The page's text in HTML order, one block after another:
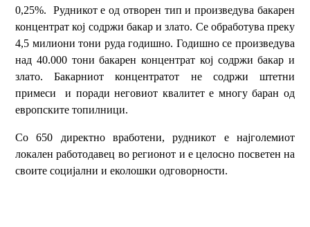
0,25%. Рудникот е од отворен тип и произведува бакарен
концентрат кој содржи бакар и злато. Се обработува преку
4,5 милиони тони руда годишно. Годишно се произведува
над 40.000 тони бакарен концентрат кој содржи бакар и
злато. Бакарниот концентратот не содржи штетни
примеси и поради неговиот квалитет е многу баран од
европските топилници.
Со 650 директно вработени, рудникот е најголемиот
локален работодавец во регионот и е целосно посветен на
своите социјални и еколошки одговорности.